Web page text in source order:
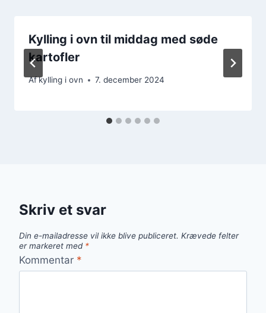
Kylling i ovn til middag med søde
kartofler
Afkylling i ovn 7. december 2024
Skriv et svar
Din e-mailadresse vil ikke blive publiceret. Krævede felter
er markeret med *
Kommentar *